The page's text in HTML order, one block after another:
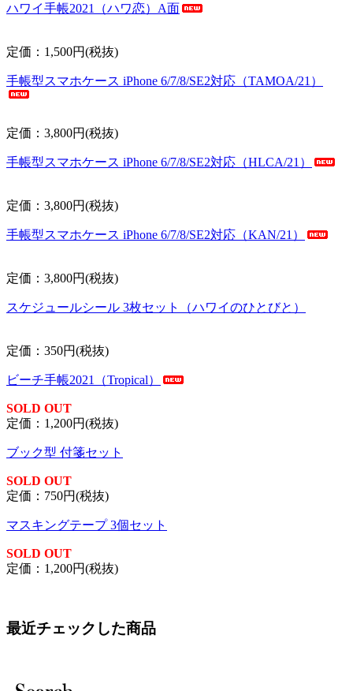
ハワイ手帳2021（ハワ恋）A面
定価：1,500円(税抜)
手帳型スマホケース iPhone 6/7/8/SE2対応（TAMOA/21）
定価：3,800円(税抜)
手帳型スマホケース iPhone 6/7/8/SE2対応（HLCA/21）
定価：3,800円(税抜)
手帳型スマホケース iPhone 6/7/8/SE2対応（KAN/21）
定価：3,800円(税抜)
スケジュールシール 3枚セット（ハワイのひとびと）
定価：350円(税抜)
ビーチ手帳2021（Tropical）
SOLD OUT
定価：1,200円(税抜)
ブック型 付箋セット
SOLD OUT
定価：750円(税抜)
マスキングテープ 3個セット
SOLD OUT
定価：1,200円(税抜)
最近チェックした商品